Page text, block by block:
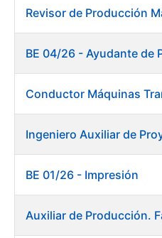
Mostrar/Ocultar
Ingeniero Auxiliar de
BE 01/26 - Impresión
Auxiliar de Producción.